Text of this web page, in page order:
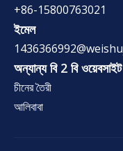
+86-15800763021
ইমেল
অন্যান্য বি 2 বি ওয়েবসাইট
চীনের তৈরী
আলিবাবা